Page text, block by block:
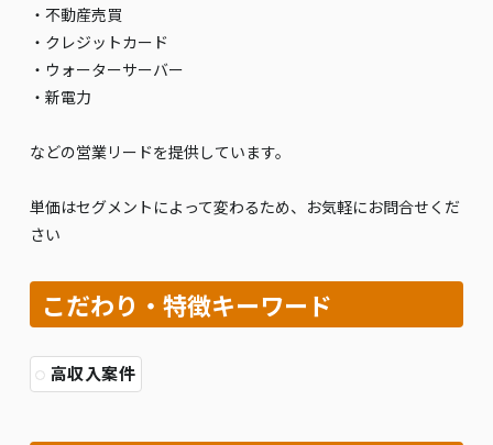
・不動産売買
・クレジットカード
・ウォーターサーバー
・新電力
などの営業リードを提供しています。
単価はセグメントによって変わるため、お気軽にお問合せくだ
さい
こだわり・特徴キーワード
高収入案件